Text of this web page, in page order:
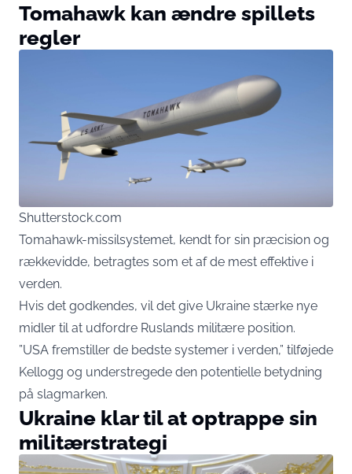
Tomahawk kan ændre spillets
regler
Shutterstock.com
Tomahawk-missilsystemet, kendt for sin præcision og
rækkevidde, betragtes som et af de mest effektive i
verden.
Hvis det godkendes, vil det give Ukraine stærke nye
midler til at udfordre Ruslands militære position.
”USA fremstiller de bedste systemer i verden,” tilføjede
Kellogg og understregede den potentielle betydning
på slagmarken.
Ukraine klar til at optrappe sin
militærstrategi